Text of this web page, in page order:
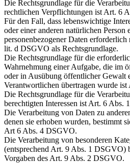
Die Rechtsgrundlage für die
rechtlichen Verpflichtungen ist Art. 6
Für den Fall, dass lebenswichtige
oder einer anderen natürlichen Person
personenbezogener Daten
lit. d DSGVO als Rechtsgrundlage.
Die Rechtsgrundlage für die
Wahrnehmung einer Aufgabe, die im
oder in Ausübung öffentlicher Gewalt
Verantwortlichen übertragen wurde
Die Rechtsgrundlage für die
berechtigten Interessen ist Art. 6 Abs.
Die Verarbeitung von Daten zu
denen sie erhoben wurden, bestimmt
Art 6 Abs. 4 DSGVO.
Die Verarbeitung von besonderen
(entsprechend Art. 9 Abs. 1 DSGVO)
Vorgaben des Art. 9 Abs. 2 DSGVO.